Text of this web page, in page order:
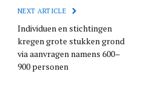
NEXT ARTICLE
Individuen en stichtingen
kregen grote stukken grond
via aanvragen namens 600–
900 personen